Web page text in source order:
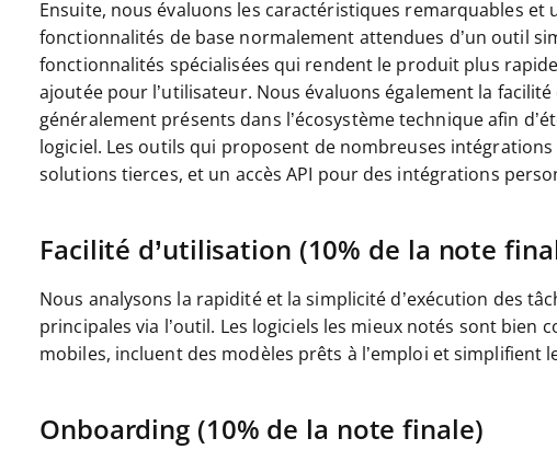
Ensuite, nous évaluons les caractéristiques remarquables et
fonctionnalités de base normalement attendues d’un outil
fonctionnalités spécialisées qui rendent le produit plus
ajoutée pour l’utilisateur. Nous évaluons également la
généralement présents dans l’écosystème technique afin
logiciel. Les outils qui proposent de nombreuses intégrations
solutions tierces, et un accès API pour des intégrations
Facilité d’utilisation (10% de la note
Nous analysons la rapidité et la simplicité d’exécution des
principales via l’outil. Les logiciels les mieux notés sont bien
mobiles, incluent des modèles prêts à l’emploi et simplifient
Onboarding (10% de la note finale)